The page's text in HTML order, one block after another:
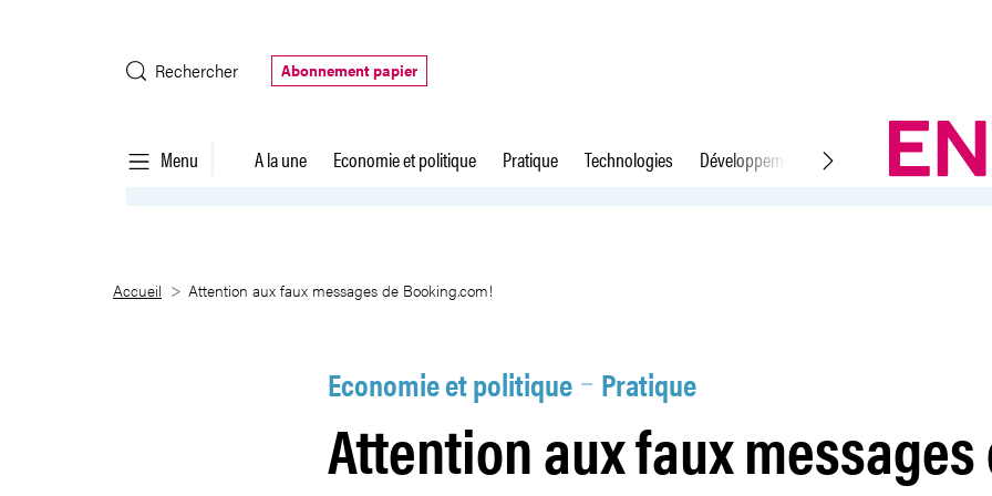
Rechercher
Abonnement papier
Menu A la une Economie et politique Pratique Technologies Développement durable Droit du travail
Attention aux faux messages de Booking.com!
Accueil Attention aux faux messages de Booking.com!
Economie et politique Pratique
Attention aux faux messages